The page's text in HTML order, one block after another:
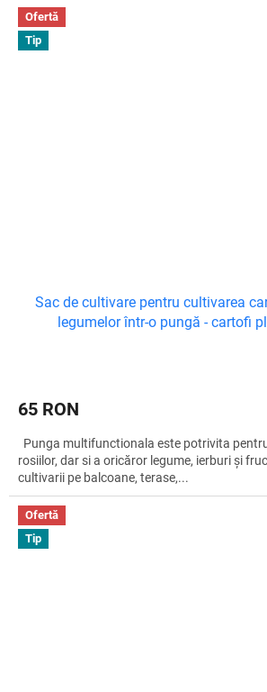
Ofertă
Tip
Sac de cultivare pentru cultivarea
legumelor într-o pungă - cartofi
65 RON
Punga multifunctionala este potrivita
rosiilor, dar si a oricăror legume, ierburi și
cultivarii pe balcoane, terase,...
Ofertă
Tip